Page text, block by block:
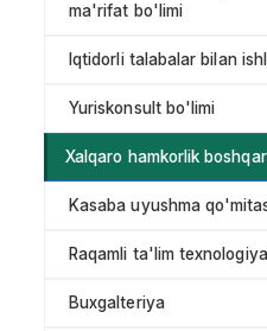
ma'rifat bo'limi
Iqtidorli talabalar bilan
Yuriskonsult bo'limi
Xalqaro hamkorlik
Kasaba uyushma
Raqamli ta'lim
Buxgalteriya